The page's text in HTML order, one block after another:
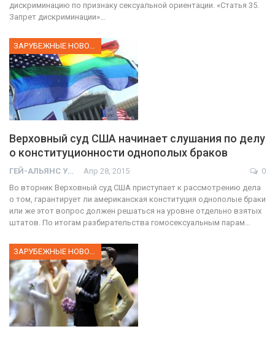
дискриминацию по признаку сексуальной ориентации. «Статья 35.
Запрет дискриминации»…
ЗАРУБЕЖНЫЕ НОВОСТИ
Верховный суд США начинает слушания по делу
о конституционности однополых браков
ГЕЙ-АЛЬЯНС УКРАИНА Апр 28, 2015
0
Во вторник Верховный суд США приступает к рассмотрению дела
о том, гарантирует ли американская конституция однополые браки
или же этот вопрос должен решаться на уровне отдельно взятых
штатов. По итогам разбирательства гомосексуальным парам…
ЗАРУБЕЖНЫЕ НОВОСТИ